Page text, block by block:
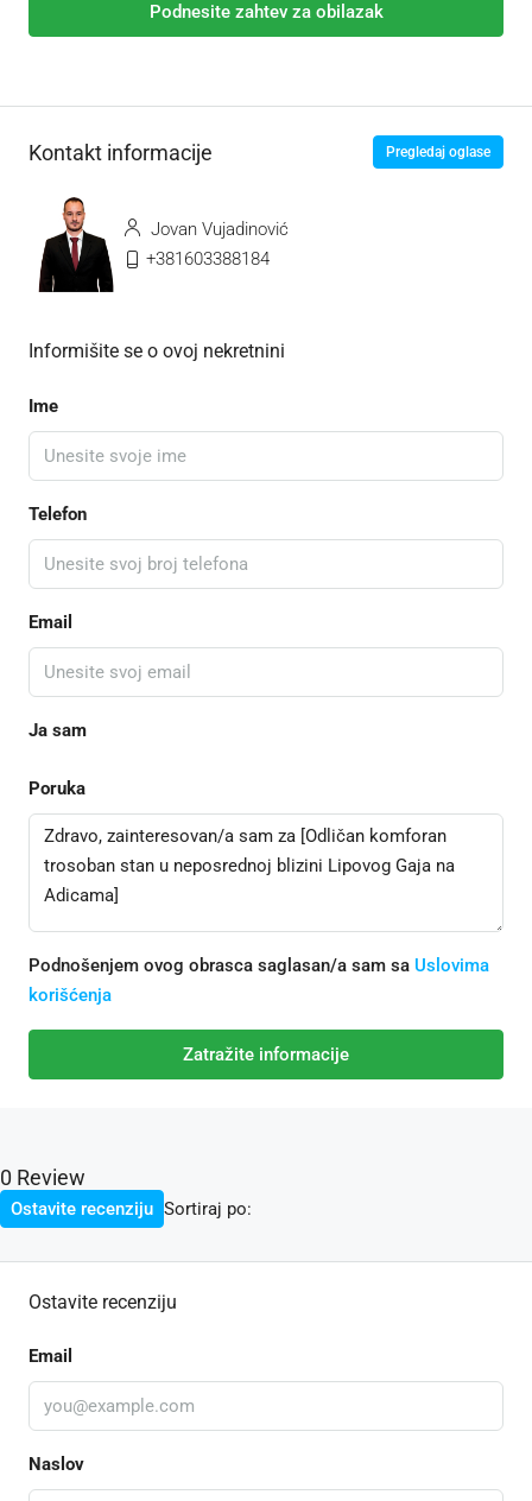
Podnesite zahtev za obilazak
Kontakt informacije Pregledaj oglase
Jovan Vujadinović
+381603388184
Informišite se o ovoj nekretnini
Ime
Telefon
Email
Ja sam
Poruka
Podnošenjem ovog obrasca saglasan/a sam sa Uslovima
korišćenja
Zatražite informacije
0 Review
Sortiraj po:
Ostavite recenziju
Ostavite recenziju
Email
Naslov